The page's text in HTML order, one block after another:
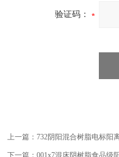
验证码：
上一篇： 732阴阳混合树脂电标阳
下一篇： 001x7混床阴树脂食品级